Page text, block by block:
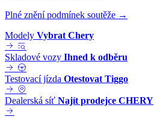
Plné znění podmínek soutěže →
Modely Vybrat Chery
Skladové vozy Ihned k odběru
Testovací jízda Otestovat Tiggo
Dealerská síť Najít prodejce CHERY